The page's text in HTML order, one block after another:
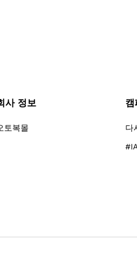
사 정보
토복몰
캠
다